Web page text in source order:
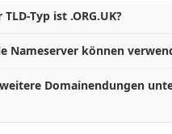
Typ ist .ORG.UK?
Nameserver können
Domainendungen